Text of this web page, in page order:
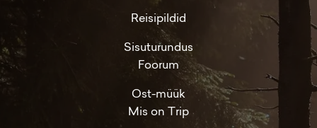
Reisipildid
Sisuturundus
Foorum
Ost-müük
Mis on Trip